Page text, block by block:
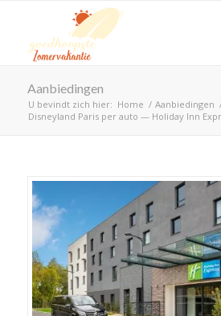
Aanbiedingen
U bevindt zich hier: Home / Aanbiedingen
Disneyland Paris per auto — Holiday Inn